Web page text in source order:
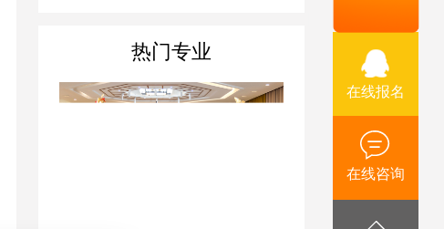
热门专业
在线报名
在线咨询